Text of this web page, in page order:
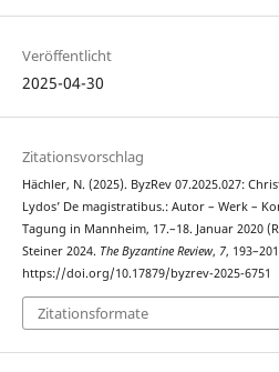
Veröffentlicht
2025-04-30
Zitationsvorschlag
Hächler, N. (2025). ByzRev 07.2025.027:
Lydos’ De magistratibus.: Autor – Werk –
Tagung in Mannheim, 17.–18. Januar 2020
Steiner 2024. The Byzantine Review, 7,
https://doi.org/10.17879/byzrev-2025-6751
Zitationsformate